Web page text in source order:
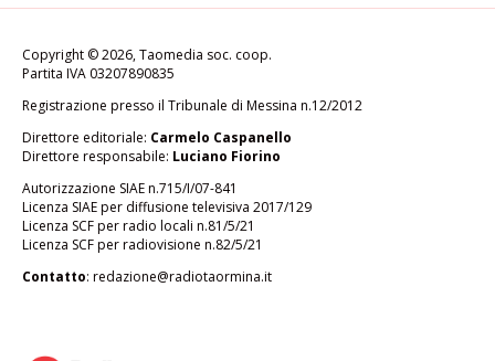
Copyright © 2026, Taomedia soc. coop.
Partita IVA 03207890835
Registrazione presso il Tribunale di Messina n.12/2012
Direttore editoriale: Carmelo Caspanello
Direttore responsabile: Luciano Fiorino
Autorizzazione SIAE n.715/I/07-841
Licenza SIAE per diffusione televisiva 2017/129
Licenza SCF per radio locali n.81/5/21
Licenza SCF per radiovisione n.82/5/21
Contatto: redazione@radiotaormina.it